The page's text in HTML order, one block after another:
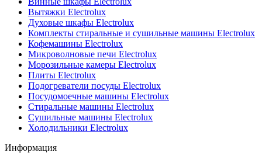
Вытяжки Electrolux
Духовые шкафы Electrolux
Комплекты стиральные и сушильные машины Electrolux
Кофемашины Electrolux
Микроволновые печи Electrolux
Морозильные камеры Electrolux
Плиты Electrolux
Подогреватели посуды Electrolux
Посудомоечные машины Electrolux
Стиральные машины Electrolux
Сушильные машины Electrolux
Холодильники Electrolux
Информация